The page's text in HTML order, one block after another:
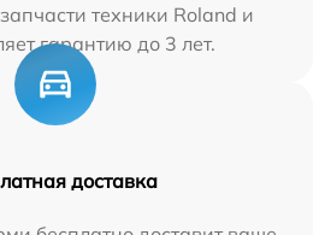
техники Roland и
гарантию до 3 лет.
доставка